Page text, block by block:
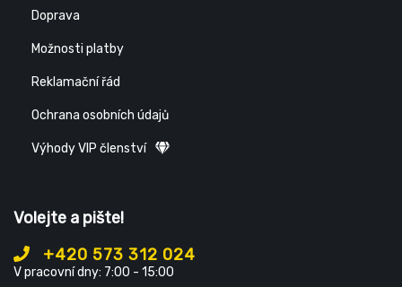
Doprava
Možnosti platby
Reklamační řád
Ochrana osobních údajů
Výhody VIP členství
Volejte a pište!
+420 573 312 024
V pracovní dny: 7:00 - 15:00